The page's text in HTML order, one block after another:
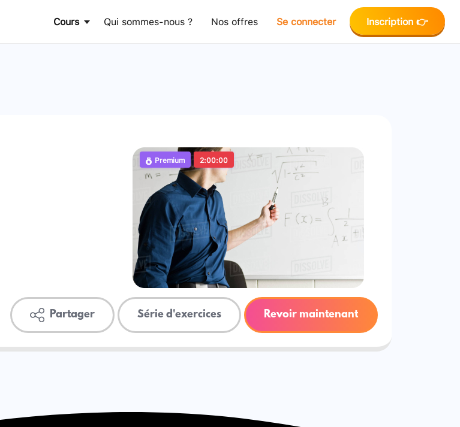
Cours Qui sommes-nous ? Nos offres Se connecter Inscription 👉
Premium 2:00:00
Partager Série d'exercices Revoir maintenant